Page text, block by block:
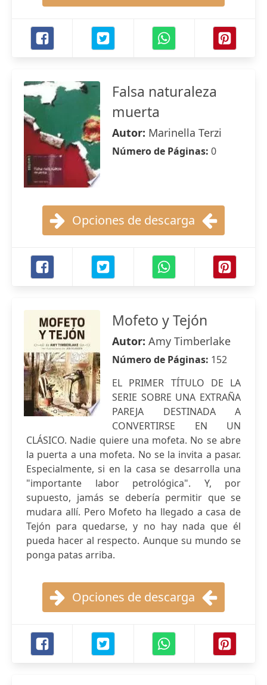
Falsa naturaleza
muerta
Autor: Marinella Terzi
Número de Páginas: 0
Opciones de descarga
Mofeto y Tejón
Autor: Amy Timberlake
Número de Páginas: 152
EL PRIMER TÍTULO DE LA
SERIE SOBRE UNA EXTRAÑA
PAREJA DESTINADA A
CONVERTIRSE EN UN
CLÁSICO. Nadie quiere una mofeta. No se abre
la puerta a una mofeta. No se la invita a pasar.
Especialmente, si en la casa se desarrolla una
"importante labor petrológica". Y, por
supuesto, jamás se debería permitir que se
mudara allí. Pero Mofeto ha llegado a casa de
Tejón para quedarse, y no hay nada que él
pueda hacer al respecto. Aunque su mundo se
ponga patas arriba.
Opciones de descarga